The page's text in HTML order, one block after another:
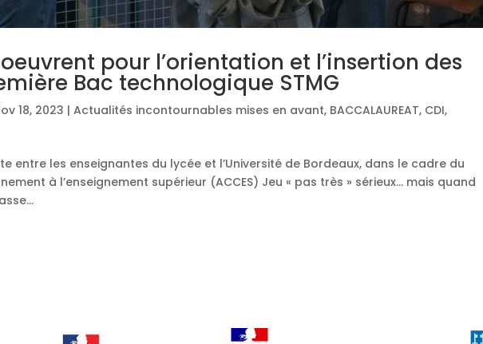
oeuvrent pour l’orientation et l’insertion des
Bac technologique STMG
18, 2023 |Actualités incontournables mises en avant, BACCALAUREAT, CDI,
entre les enseignantes du lycée et l’Université de Bordeaux, dans le cadre du
à l’enseignement supérieur (ACCES) Jeu « pas très » sérieux… mais quand